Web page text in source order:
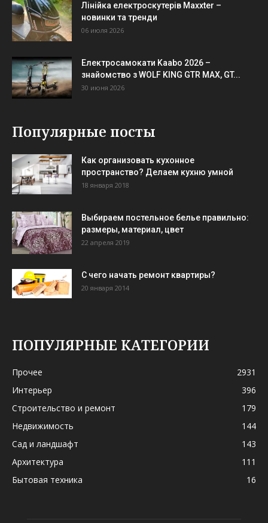
Лінійка електроскутерів Maxxter –
новинки та тренди
06 июля 2026
Електросамокати Kaabo 2026 –
знайомство з WOLF KING GTR MAX, GT...
30 июня 2026
Популярные посты
Как организовать кухонное
пространство? Делаем кухню умной
18 января 2018
Выбираем постельное белье правильно:
размеры, материал, цвет
22 апреля 2019
С чего начать ремонт квартиры?
20 января 2014
ПОПУЛЯРНЫЕ КАТЕГОРИИ
Прочее
2931
Интерьер
396
Строительство и ремонт
179
Недвижимость
144
Сад и ландшафт
143
Архитектура
111
Бытовая техника
16